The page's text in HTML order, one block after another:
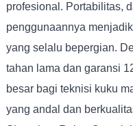
profesional. Portabilitas,
penggunaannya
yang selalu bepergian.
tahan lama dan garansi
besar bagi teknisi kuku
yang andal dan